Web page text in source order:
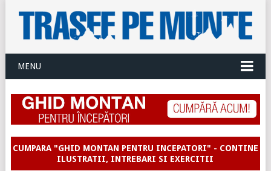
MENU
CUMPARA "GHID MONTAN PENTRU INCEPATORI" - CONTINE
ILUSTRATII, INTREBARI SI EXERCITII